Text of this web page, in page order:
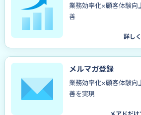
事業用クラウド
業務効率化×顧客体験向
善
詳し
メルマガ登録
業務効率化×顧客体験向
善を実現